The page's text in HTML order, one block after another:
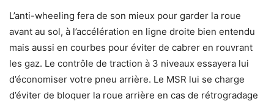
L’anti-wheeling fera de son mieux pour garder la roue
avant au sol, à l’accélération en ligne droite bien entendu
mais aussi en courbes pour éviter de cabrer en rouvrant
les gaz. Le contrôle de traction à 3 niveaux essayera lui
d’économiser votre pneu arrière. Le MSR lui se charge
d’éviter de bloquer la roue arrière en cas de rétrogradage